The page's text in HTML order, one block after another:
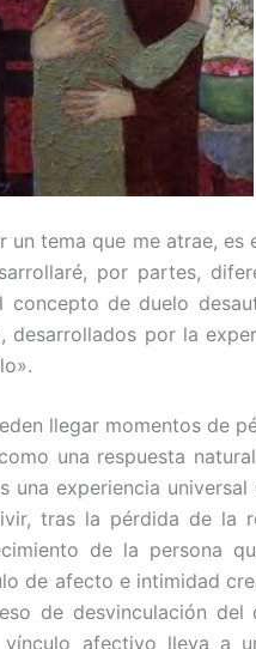
tema que me atrae, es
por partes,
concepto de duelo
desarrollados por la
llegar momentos de
una respuesta
una experiencia
tras la pérdida de la
de la persona
de afecto e intimidad
de desvinculación del
afectivo lleva a